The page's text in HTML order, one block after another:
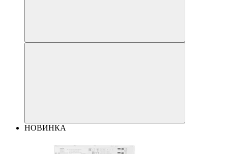
НОВИНКА